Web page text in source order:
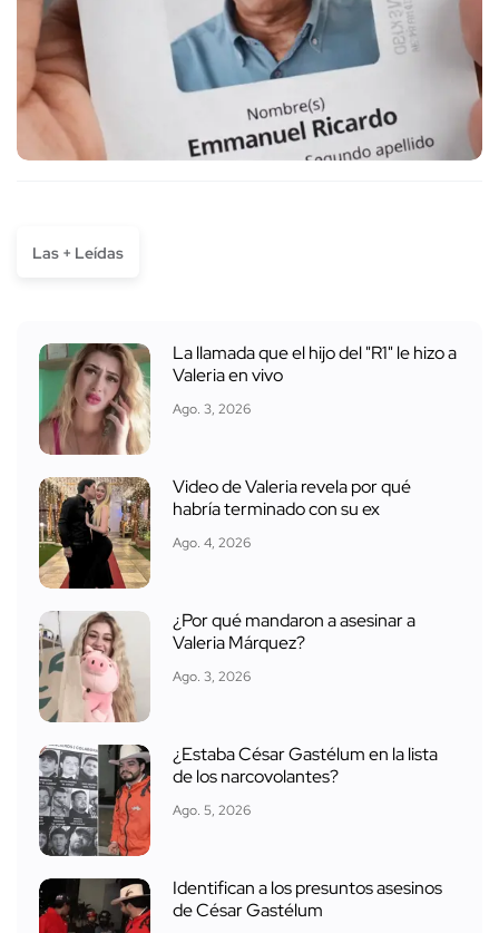
Las + Leídas
La llamada que el hijo del "R1" le hizo a
Valeria en vivo
Ago. 3, 2026
Video de Valeria revela por qué
habría terminado con su ex
Ago. 4, 2026
¿Por qué mandaron a asesinar a
Valeria Márquez?
Ago. 3, 2026
¿Estaba César Gastélum en la lista
de los narcovolantes?
Ago. 5, 2026
Identifican a los presuntos asesinos
de César Gastélum